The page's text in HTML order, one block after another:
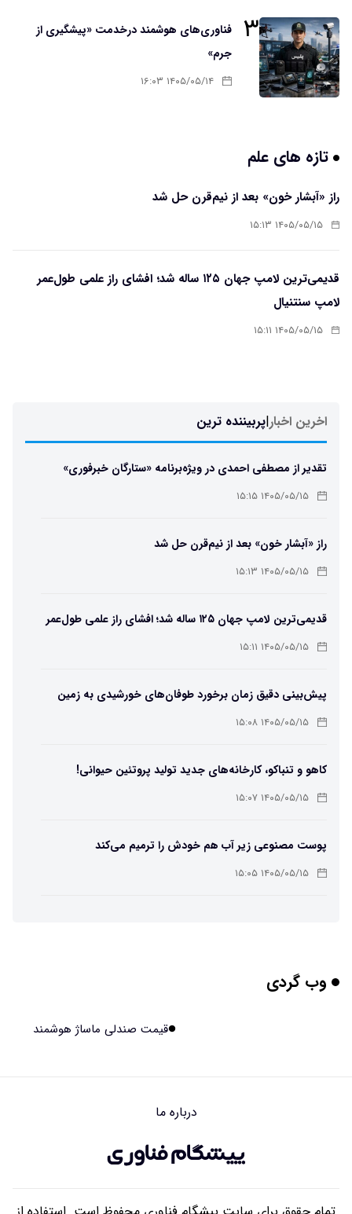
۳
فناوری‌های هوشمند درخدمت «پیشگیری از
جرم»
۱۴۰۵/۰۵/۱۴ ۱۶:۰۳
تازه های علم
راز «آبشار خون» بعد از نیم‌قرن حل شد
۱۴۰۵/۰۵/۱۵ ۱۵:۱۳
قدیمی‌ترین لامپ جهان ۱۲۵ ساله شد؛ افشای راز علمی طول‌عمر
لامپ سنتنیال
۱۴۰۵/۰۵/۱۵ ۱۵:۱۱
اخرین اخبار|پربیننده ترین
تقدیر از مصطفی احمدی در ویژه‌برنامه «ستارگان خبرفوری»
۱۴۰۵/۰۵/۱۵ ۱۵:۱۵
راز «آبشار خون» بعد از نیم‌قرن حل شد
۱۴۰۵/۰۵/۱۵ ۱۵:۱۳
قدیمی‌ترین لامپ جهان ۱۲۵ ساله شد؛ افشای راز علمی طول‌عمر
لامپ سنتنیال
۱۴۰۵/۰۵/۱۵ ۱۵:۱۱
پیش‌بینی دقیق زمان برخورد طوفان‌های خورشیدی به زمین
ممکن شد
۱۴۰۵/۰۵/۱۵ ۱۵:۰۸
کاهو و تنباکو، کارخانه‌های جدید تولید پروتئین حیوانی!
۱۴۰۵/۰۵/۱۵ ۱۵:۰۷
پوست مصنوعی زیر آب هم خودش را ترمیم می‌کند
۱۴۰۵/۰۵/۱۵ ۱۵:۰۵
برنج فضایی چین به مرحله برداشت رسید
ایرانی‌ها چقدر از هوش مصنوعی استفاده می‌کنند؟
وب گردی
قیمت صندلی ماساژ هوشمند
درباره ما